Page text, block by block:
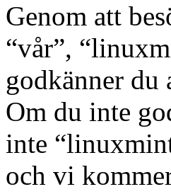
Genom att
“vår”,
godkänner
Om du inte
inte
och vi